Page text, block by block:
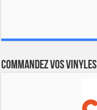
Commandez vos vinyles